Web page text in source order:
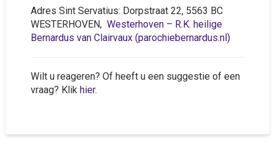
Adres Sint Servatius: Dorpstraat 22, 5563 BC
WESTERHOVEN, Westerhoven – R.K. heilige
Bernardus van Clairvaux (parochiebernardus.nl)
Wilt u reageren? Of heeft u een suggestie of een
vraag? Klik hier.